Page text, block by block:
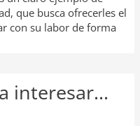
que busca ofrecerles el
con su labor de forma
interesar...